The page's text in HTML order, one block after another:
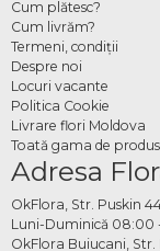
Cum plătesc?
Cum livrăm?
Termeni, condiţii
Despre noi
Locuri vacante
Politica Cookie
Livrare flori Moldova
Toată gama de
Adresa
OkFlora, Str. Puskin
Luni-Duminică 08:00
OkFlora Buiucani,